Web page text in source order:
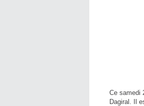
Ce samedi
Dagiral. Il